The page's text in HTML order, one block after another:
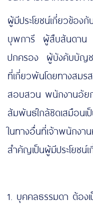
ผู้มีประโยชน์เกี่ยวข้อ
บุพการี ผู้สืบสันดา
ปกครอง ผู้บังคับบัญ
ที่เกี่ยวพันโดยทางส
สอบสวน พนักงานอัย
สัมพันธ์ใกล้ชิดเสมือ
ในทางอื่นที่เจ้าพนักงา
สำคัญเป็นผู้มีประโยชน์
1. บุคคลธรรมดา ต้อง